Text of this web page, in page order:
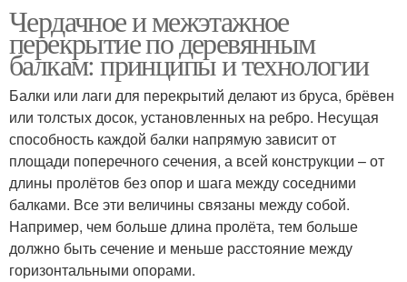
Чердачное и межэтажное
перекрытие по деревянным
балкам: принципы и технологии
Балки или лаги для перекрытий делают из бруса, брёвен
или толстых досок, установленных на ребро. Несущая
способность каждой балки напрямую зависит от
площади поперечного сечения, а всей конструкции – от
длины пролётов без опор и шага между соседними
балками. Все эти величины связаны между собой.
Например, чем больше длина пролёта, тем больше
должно быть сечение и меньше расстояние между
горизонтальными опорами.